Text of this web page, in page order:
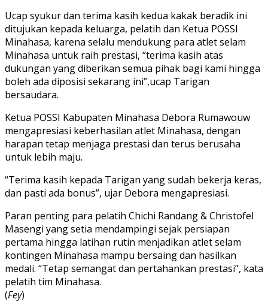
Ucap syukur dan terima kasih kedua kakak beradik ini
ditujukan kepada keluarga, pelatih dan Ketua POSSI
Minahasa, karena selalu mendukung para atlet selam
Minahasa untuk raih prestasi, “terima kasih atas
dukungan yang diberikan semua pihak bagi kami hingga
boleh ada diposisi sekarang ini”,ucap Tarigan
bersaudara.
Ketua POSSI Kabupaten Minahasa Debora Rumawouw
mengapresiasi keberhasilan atlet Minahasa, dengan
harapan tetap menjaga prestasi dan terus berusaha
untuk lebih maju.
“Terima kasih kepada Tarigan yang sudah bekerja keras,
dan pasti ada bonus”, ujar Debora mengapresiasi.
Paran penting para pelatih Chichi Randang & Christofel
Masengi yang setia mendampingi sejak persiapan
pertama hingga latihan rutin menjadikan atlet selam
kontingen Minahasa mampu bersaing dan hasilkan
medali. “Tetap semangat dan pertahankan prestasi”, kata
pelatih tim Minahasa.
(Fey)